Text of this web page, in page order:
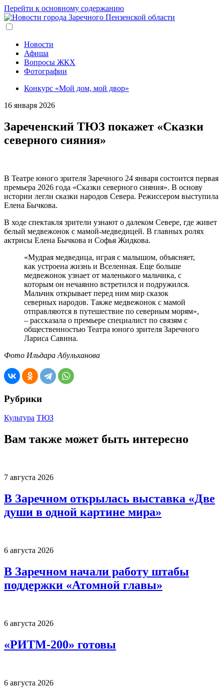
Перейти к основному содержанию
Новости
Афиша
Вопросы ЖКХ
Фотографии
Конкурс «Мой дом, мой двор»
16 января 2026
Зареченский ТЮЗ покажет «Сказки
северного сияния»
В Театре юного зрителя Заречного 24 января состоится первая
премьера 2026 года «Сказки северного сияния». В основу
истории легли сказки народов Севера. Режиссером выступила
Елена Бычкова.
В ходе спектакля зрители узнают о далеком Севере, где живет
белый медвежонок с мамой-медведицей. В главных ролях
актрисы Елена Бычкова и Софья Жидкова.
«Мудрая медведица, играя с малышом, объясняет,
как устроена жизнь и Вселенная. Еще больше
медвежонок узнает от маленького мальчика, с
которым он нечаянно встретился и подружился.
Мальчик открывает перед ним мир сказок
северных народов. Также медвежонок с мамой
отправляются в путешествие по северным морям»,
– рассказала о премьере специалист по связям с
общественностью Театра юного зрителя Заречного
Лариса Савина.
Фото Ильдара Абульханова
Рубрики
Культура ТЮЗ
Вам также может быть интересно
7 августа 2026
В Заречном открылась выставка «Две
души в одной картине мира»
6 августа 2026
В Заречном начали работу штабы
поддержки «Атомной главы»
6 августа 2026
«РИТМ-200» готовы
6 августа 2026